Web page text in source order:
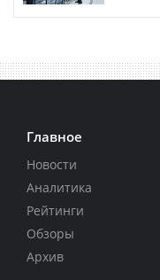
Главное
Новости
Аналитика
Рейтинги
Обзоры
Архив